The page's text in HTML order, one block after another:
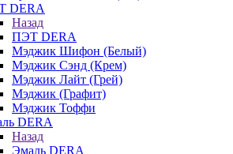
DERA
Назад
ПЭТ DERA
Мэджик Шифон (Белый)
Мэджик Сэнд (Крем)
Мэджик Лайт (Грей)
Мэджик (Графит)
Мэджик Тоффи
DERA
Назад
Эмаль DERA